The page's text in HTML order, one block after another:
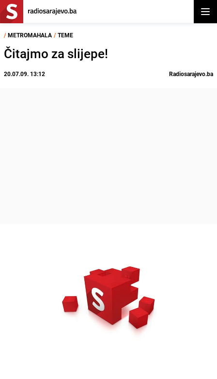
/ METROMAHALA / TEME
Čitajmo za slijepe!
20.07.09. 13:12 Radiosarajevo.ba